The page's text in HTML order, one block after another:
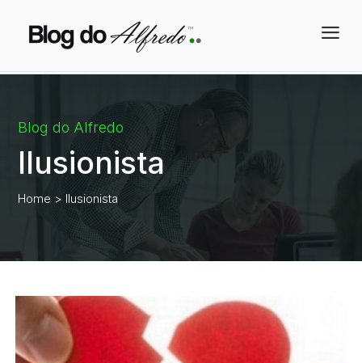
a
Blog do Alfredo
Ilusionista
Home > Ilusionista